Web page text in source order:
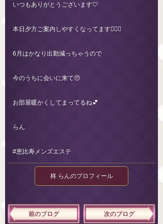
いつもありがとうございます🤍
本日夕方ご案内しやすくなってます🙆🏼‍♀️
6月はかなり出勤減っちゃうので
今のうちに会いに来て🥺
お部屋暖かくしてまってるね💕
らん
#恵比寿メンズエステ
柊 らんのプロフィール
前のブログ 次のブログ